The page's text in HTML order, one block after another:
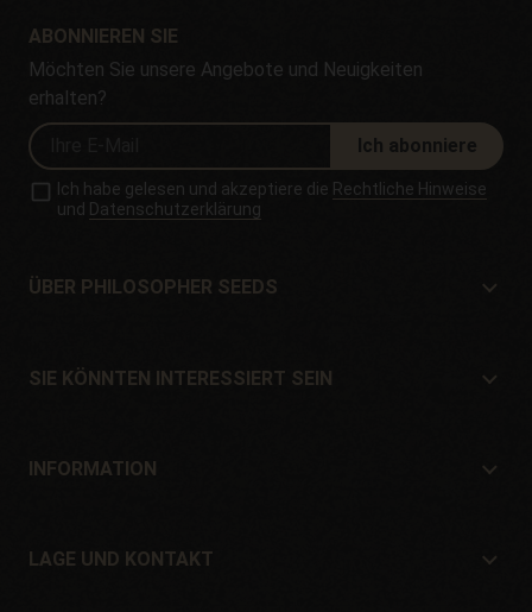
ABONNIEREN SIE
Möchten Sie unsere Angebote und Neuigkeiten
erhalten?
Ich abonniere
Ich habe gelesen und akzeptiere die Rechtliche Hinweise
und Datenschutzerklärung
ÜBER PHILOSOPHER SEEDS
Lage und Kontakt
SIE KÖNNTEN INTERESSIERT SEIN
Angebote
INFORMATION
Garantien und Rücksendungen
LAGE UND KONTAKT